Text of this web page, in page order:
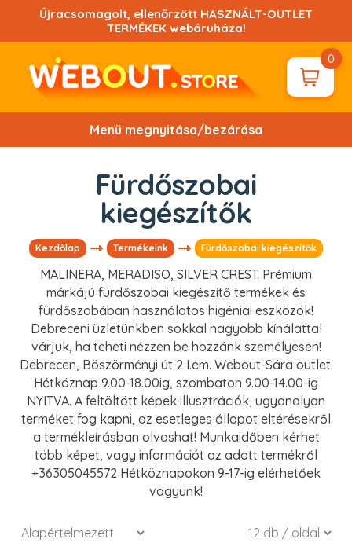
tartalomhoz!
Újracsomagolt, ellenőrzött HASZNÁLT-OUTLET
TERMÉKEK webáruháza!
0
Menü megnyitása/bezárása
Fürdőszobai
kiegészítők
Kezdőlap Termékeink Fürdőszobai kiegészítők
MALINERA, MERADISO, SILVER CREST. Prémium
márkájú fürdőszobai kiegészítő termékek és
fürdőszobában használatos higéniai eszközök!
Debreceni üzletünkben sokkal nagyobb kínálattal
várjuk, ha teheti nézzen be hozzánk személyesen!
Debrecen, Böszörményi út 2 I.em. Webout-Sára outlet.
Hétköznap 9.00-18.00ig, szombaton 9.00-14.00-ig
NYITVA. A feltöltött képek illusztrációk, ugyanolyan
terméket fog kapni, az esetleges állapot eltérésekről
a termékleírásban olvashat! Munkaidőben kérhet
több képet, vagy információt az adott termékről
+36305045572 Hétköznapokon 9-17-ig elérhetőek
vagyunk!